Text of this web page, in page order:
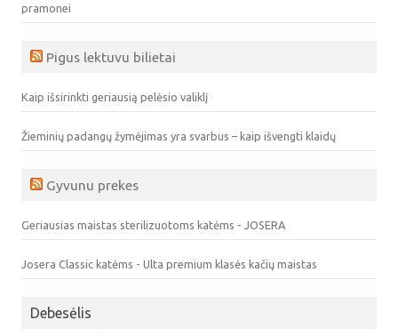
pramonei
Pigus lektuvu bilietai
Kaip išsirinkti geriausią pelėsio valiklį
Žieminių padangų žymėjimas yra svarbus – kaip išvengti klaidų
Gyvunu prekes
Geriausias maistas sterilizuotoms katėms - JOSERA
Josera Classic katėms - Ulta premium klasės kačių maistas
Debesėlis